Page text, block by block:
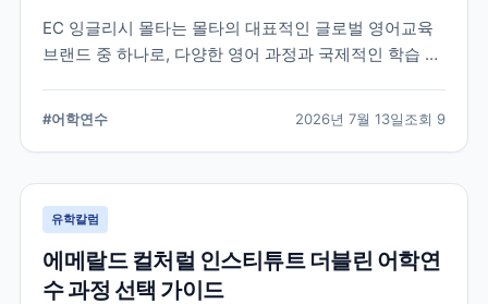
EC 잉글리시 몰타는 몰타의 대표적인 글로벌 영어교육
브랜드 중 하나로, 다양한 영어 과정과 국제적인 학습 환
습니다.
#어학연수 2026년 7월 13일조회 9
유학칼럼
에메랄드 컬처럴 인스티튜트 더블린 어학연
수 과정 선택 가이드